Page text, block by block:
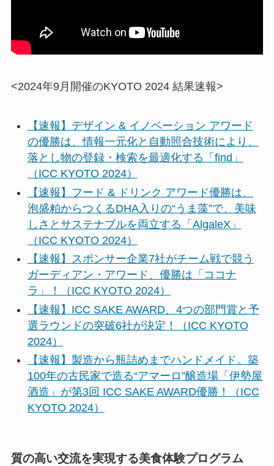
<2024年9月開催のKYOTO 2024 結果速報>
【速報】デザイン & イノベーション アワード
の優勝は、情報一元化と自動照合技術により、
落とし物の登録・検索を最適化する「find」
（ICC KYOTO 2024）
【速報】フード & ドリンク アワード優勝は、
泡盛粕からつくるDHA入りの“うま藻”で、美味
しさとサステナブルを両立する「AlgaleX」
（ICC KYOTO 2024）
【速報】スポンサー企業7社がチーム戦で競う
ガーディアン・アワード、優勝は「ココナ
ラ」！（ICC KYOTO 2024）
【速報】ICC SAKE AWARD、4つの部門賞と予
選ラウンドの突破6社が決定！（ICC KYOTO
2024）
【速報】製造から瓶詰めまでハンドメイド。築
100年の古民家で造る“アマーロ”醸造場「伊勢屋
酒造」が第3回 ICC SAKE AWARD優勝！（ICC
KYOTO 2024）
質の高い交流を実現する美食体験プログラム